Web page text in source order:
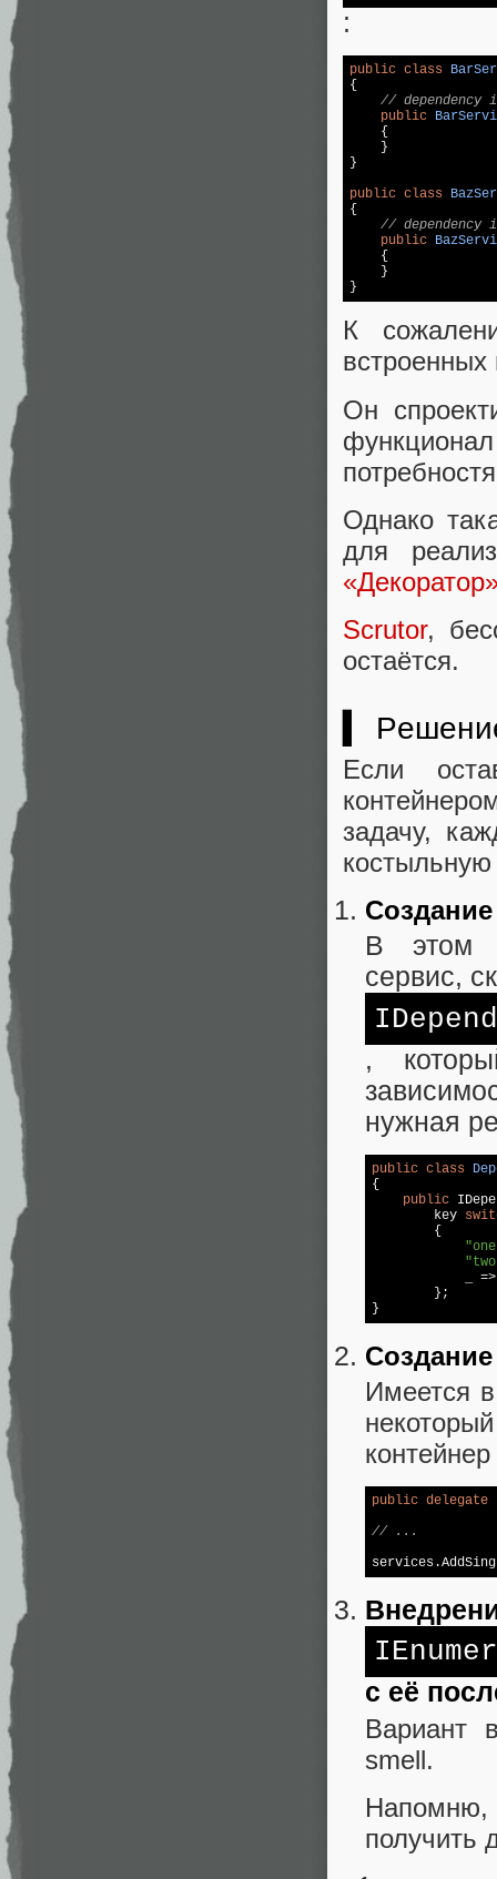
:
public class
{
// dependency
public
{
    }
}
public class
{
// dependency
public
{
    }
К
Он
Однако
для
Scrutor,
остаётся.
▍
Если
задачу,
костыльную
В этом
сервис,
,
нужная
public class
{
public
        key
        {
_
        };
Имеется
public delegate
// ...
с её
Вариант
smell.
Напомню,
получить